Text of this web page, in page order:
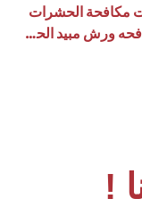
مكافحة الحشرات
شركه مكافحه ورش مبيد الحشرات بوادي الدوسر 0533910940
!